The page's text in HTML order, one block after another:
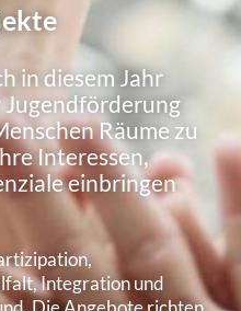
in diesem Jahr
Räume zu
Interessen,
einbringen
Integration und